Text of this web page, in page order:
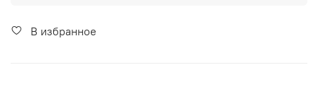
В избранное